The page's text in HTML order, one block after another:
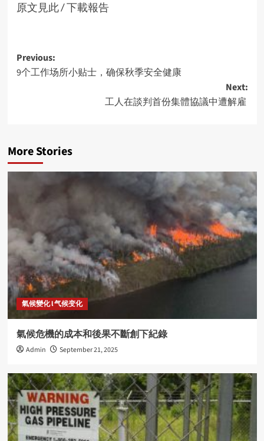
原文見此/下載報告
Post
navigation
Previous:
9个工作场所小贴士，确保秋季安全健康
Next:
工人在談判首份集體協議中遭解雇
More Stories
氣候變化 l 气候变化
氣候危機的成本和後果不斷創下紀錄
Admin September 21, 2025